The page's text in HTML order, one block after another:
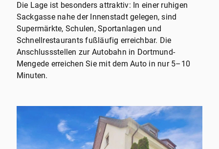
Die Lage ist besonders attraktiv: In einer ruhigen
Sackgasse nahe der Innenstadt gelegen, sind
Supermärkte, Schulen, Sportanlagen und
Schnellrestaurants fußläufig erreichbar. Die
Anschlussstellen zur Autobahn in Dortmund-
Mengede erreichen Sie mit dem Auto in nur 5–10
Minuten.